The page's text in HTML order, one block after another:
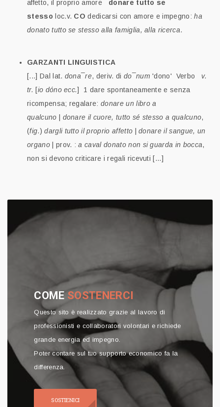
affetto, il proprio amore donare tutto se
stesso loc.v. CO dedicarsi con amore e impegno:ha
donato tutto se stesso alla famiglia, alla ricerca.
GARZANTI LINGUISTICA
[...] Dal lat. dona¯re, deriv. di do¯num 'dono' Verbov.
tr. [io dóno ecc.] 1 dare spontaneamente e senza
ricompensa; regalare: donare un libro a
qualcuno
donare il cuore, tutto sé stesso a qualcuno,
(fig.)dargli tutto il proprio affetto |donare il sangue, un
organo| prov. :a caval donato non si guarda in bocca,
non si devono criticare i regali ricevuti [...]
COME SOSTENERCI
Questo sito è realizzato grazie al lavoro di
professionisti e collaboratori volontari e richiede
grande energia ed impegno.
Poter contare sul tuo supporto economico fa la
differenza.
SOSTIENICI